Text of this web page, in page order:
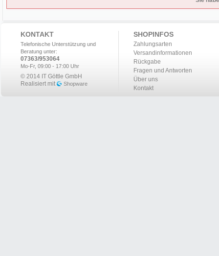
KONTAKT
Telefonische Unterstützung und
Beratung unter:
07363/953064
Mo-Fr, 09:00 - 17:00 Uhr
© 2014 IT Göttle GmbH
Realisiert mit
Shopware
SHOPINFOS
Zahlungsarten
Versandinformationen
Rückgabe
Fragen und Antworten
Über uns
Kontakt